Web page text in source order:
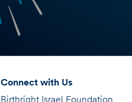
Connect with Us
Birthright Israel Foundation